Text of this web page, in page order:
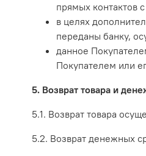
прямых контактов
в целях
переданы банку,
данное
Покупателем или
5. Возврат товара и
5.1. Возврат товара
5.2. Возврат денежных